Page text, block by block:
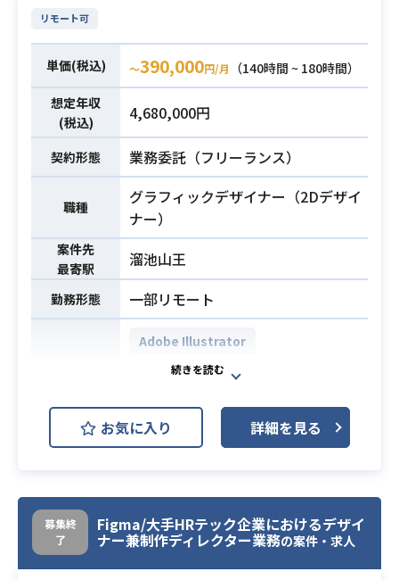
イン業務全般を推進していただきま
【仕事内容】
下記の業務を担っていただく想定で
す。
・AIを活用したHR領域の新規プロダ
クト（0→1フェーズ）のUI/UXデザイ
ンに携わっていただきます。
・UX設計、情報設計、UIデザイン、
およびプロトタイピングを担当して
いただきます。
・ユーザー課題、事業課題、マーケ
ット仮説を踏まえた体験設計を行っ
ていただきます。
ム、UIデザイン、およびプロトタイ
プ作成を行っていただきます。
イピングを行っていただきます。
・PdM、エンジニア、事業責任者、
マーケティングメンバーとの連携業
務を行っていただきます。
リモート可
単価(税込) 〜390,000円/月
（140時間 ~ 180時間）
想定年収
(税込)
4,680,000円
契約形態 業務委託（フリーランス）
職種
グラフィックデザイナー（2Dデザイ
ナー）
案件先
最寄駅
溜池山王
勤務形態 一部リモート
Adobe Illustrator
Adobe Photoshop
Adobe XD
大手飲料メーカーグループ向けのプ
クライアントと伴走しながら企画立
案からデザイン制作まで一貫して担
当していただきます。
お気に入り 詳細を見る
募集終
了
Figma/大手HRテック企業におけるデザイ
ナー兼制作ディレクター業務の案件・求人